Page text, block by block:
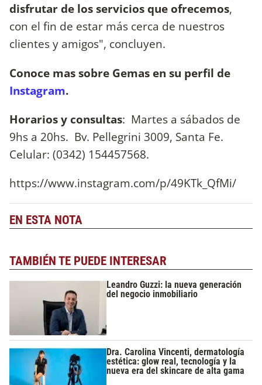
disfrutar de los servicios que ofrecemos,
con el fin de estar más cerca de nuestros
clientes y amigos", concluyen.
Conoce mas sobre Gemas en su perfil de
Instagram.
Horarios y consultas: Martes a sábados de
9hs a 20hs. Bv. Pellegrini 3009, Santa Fe.
Celular: (0342) 154457568.
https://www.instagram.com/p/49KTk_QfMi/
EN ESTA NOTA
TAMBIÉN TE PUEDE INTERESAR
Leandro Guzzi: la nueva generación
del negocio inmobiliario
Dra. Carolina Vincenti, dermatología
estética: glow real, tecnología y la
nueva era del skincare de alta gama